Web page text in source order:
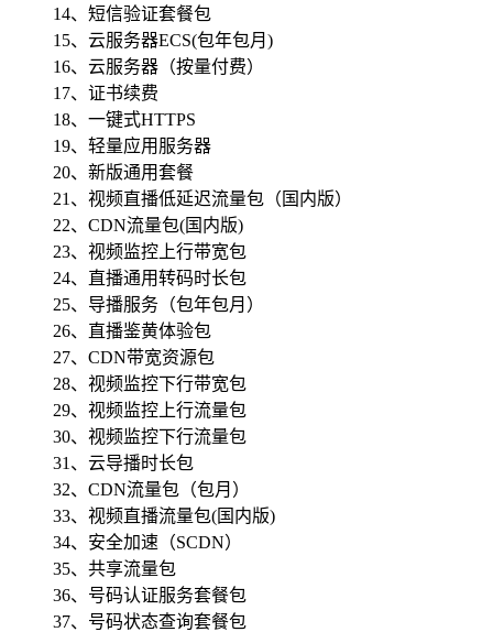
14、短信验证套餐包
15、云服务器ECS(包年包月)
16、云服务器（按量付费）
17、证书续费
18、一键式HTTPS
19、轻量应用服务器
20、新版通用套餐
21、视频直播低延迟流量包（国内版）
22、CDN流量包(国内版)
23、视频监控上行带宽包
24、直播通用转码时长包
25、导播服务（包年包月）
26、直播鉴黄体验包
27、CDN带宽资源包
28、视频监控下行带宽包
29、视频监控上行流量包
30、视频监控下行流量包
31、云导播时长包
32、CDN流量包（包月）
33、视频直播流量包(国内版)
34、安全加速（SCDN）
35、共享流量包
36、号码认证服务套餐包
37、号码状态查询套餐包